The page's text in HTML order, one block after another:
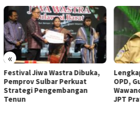
«
Festival Jiwa Wastra Dibuka,
Pemprov Sulbar Perkuat
Strategi Pengembangan
Tenun
OPD,
JPT